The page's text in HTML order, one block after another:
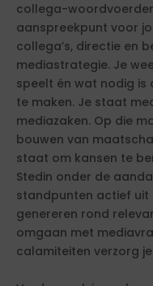
collega-
aanspreekpunt voor
collega’s, directie en
mediastrategie. Je
speelt én wat nodig is
te maken. Je staat
mediazaken. Op die
bouwen van
staat om kansen te
Stedin onder de
standpunten actief uit
genereren rond
omgaan met
calamiteiten verzorg